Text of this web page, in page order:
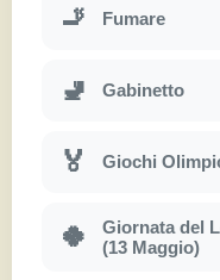
🚬 Fumare
🚽 Gabinetto
🏅 Giochi
🍀
Giornata del
(13 Maggio)